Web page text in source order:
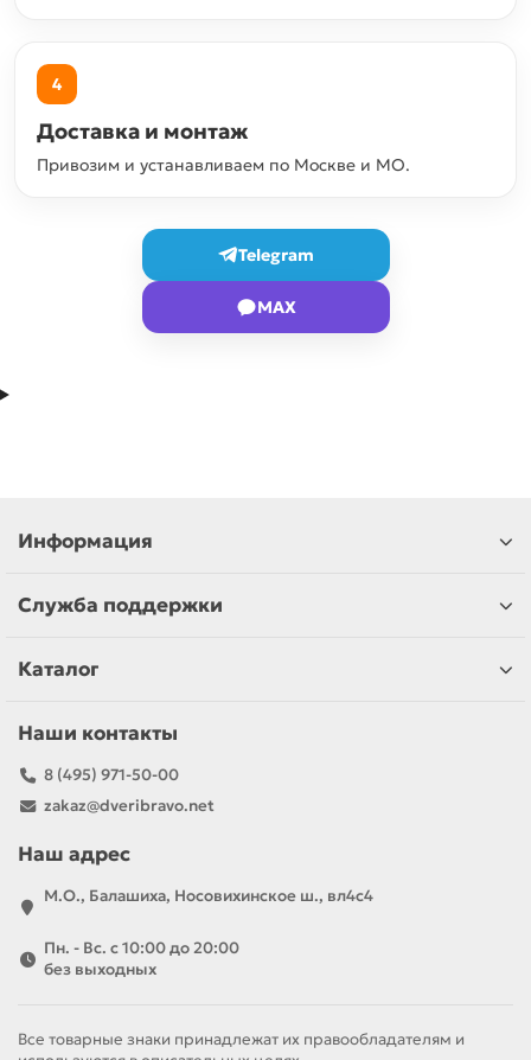
4
Доставка и монтаж
Привозим и устанавливаем по Москве и МО.
Telegram
MAX
Информация
Служба поддержки
Каталог
Наши контакты
8 (495) 971-50-00
zakaz@dveribravo.net
Наш адрес
М.О., Балашиха, Носовихинское ш., вл4с4
Пн. - Вс. с 10:00 до 20:00
без выходных
Все товарные знаки принадлежат их правообладателям и